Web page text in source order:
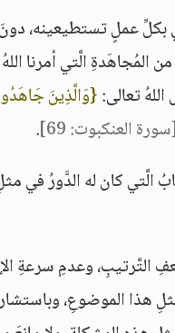
عملٍ تستطيعينه،
الَّتي أمرنا
اللهُ تعالى:{وَالَّذِينَ
العنكبوت: 69]
.
الَّتي كان له الدَّورُ في
التَّرتيبِ، وعدمِ سرعةِ
هذا الموضوعِ،